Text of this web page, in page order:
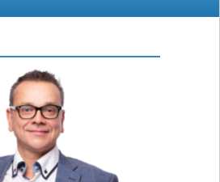
Podcast, O-Töne,